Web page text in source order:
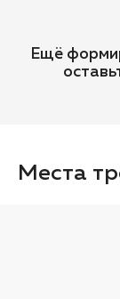
Ещё
Места